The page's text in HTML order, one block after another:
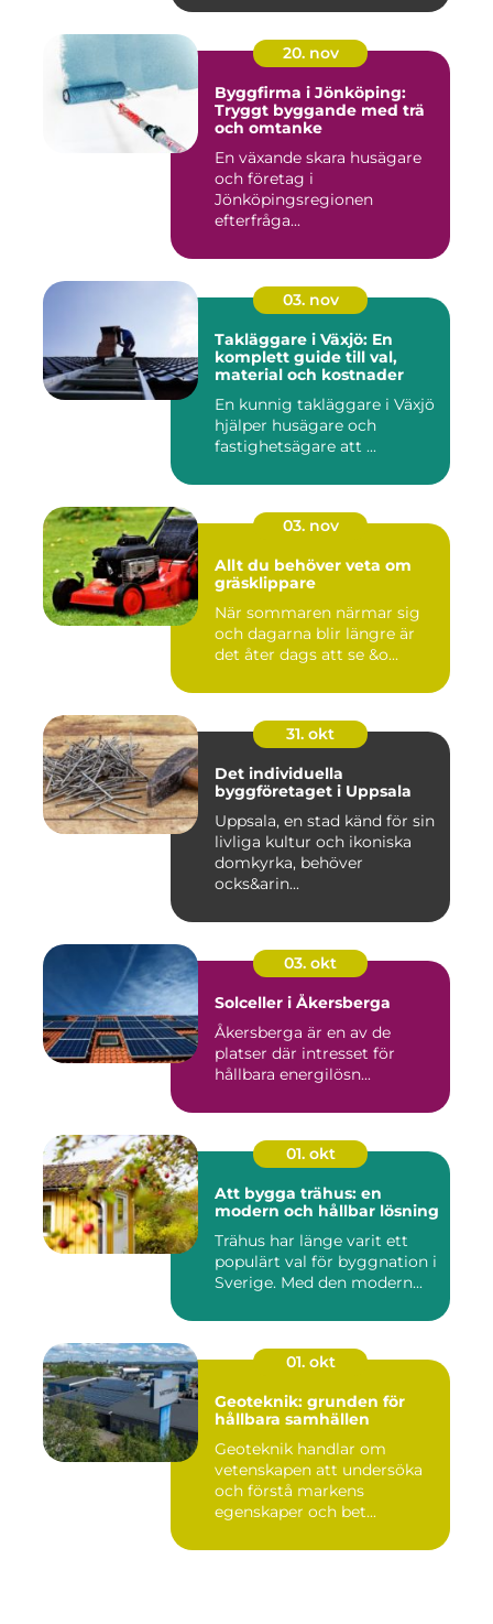
20. nov
Byggfirma i Jönköping:
Tryggt byggande med trä
och omtanke
En växande skara husägare
och företag i
Jönköpingsregionen
efterfråga...
03. nov
Takläggare i Växjö: En
komplett guide till val,
material och kostnader
En kunnig takläggare i Växjö
hjälper husägare och
fastighetsägare att ...
03. nov
Allt du behöver veta om
gräsklippare
När sommaren närmar sig
och dagarna blir längre är
det åter dags att se &o...
31. okt
Det individuella
byggföretaget i Uppsala
Uppsala, en stad känd för sin
livliga kultur och ikoniska
domkyrka, behöver
ocks&arin...
03. okt
Solceller i Åkersberga
Åkersberga är en av de
platser där intresset för
hållbara energilösn...
01. okt
Att bygga trähus: en
modern och hållbar lösning
Trähus har länge varit ett
populärt val för byggnation i
Sverige. Med den modern...
01. okt
Geoteknik: grunden för
hållbara samhällen
Geoteknik handlar om
vetenskapen att undersöka
och förstå markens
egenskaper och bet...